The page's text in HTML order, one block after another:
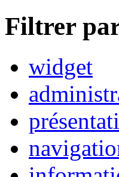
Filtrer
widget